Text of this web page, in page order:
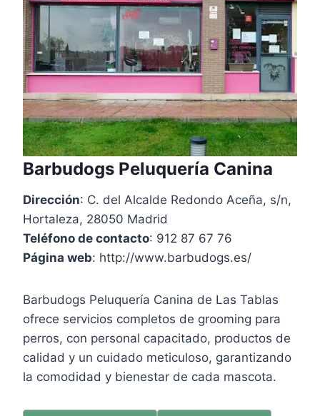
Barbudogs Peluquería Canina
Dirección: C. del Alcalde Redondo Aceña, s/n,
Hortaleza, 28050 Madrid
Teléfono de contacto: 912 87 67 76
Página web: http://www.barbudogs.es/
Barbudogs Peluquería Canina de Las Tablas
ofrece servicios completos de grooming para
perros, con personal capacitado, productos de
calidad y un cuidado meticuloso, garantizando
la comodidad y bienestar de cada mascota.